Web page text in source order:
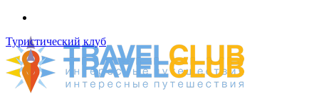
Туристический клуб